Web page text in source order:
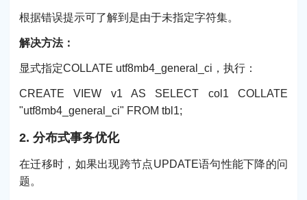
根据错误提示可了解到是由于未指定字符集。
解决方法：
显式指定COLLATE utf8mb4_general_ci，执行：
CREATE VIEW v1 AS SELECT col1 COLLATE
"utf8mb4_general_ci" FROM tbl1;
2. 分布式事务优化
在迁移时，如果出现跨节点UPDATE语句性能下降的问
题。